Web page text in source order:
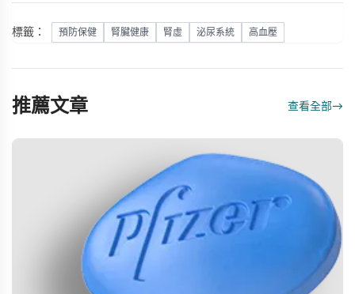
標籤： 預防保健 腎臟健康 腎虛 泌尿系統 高血壓
推薦文章 查看全部→